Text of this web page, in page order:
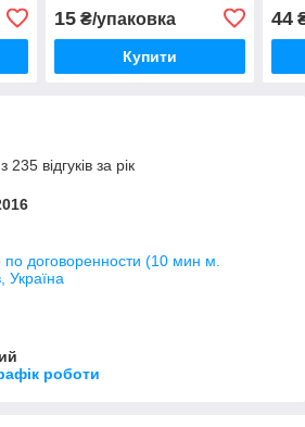
15₴/упаковка
Купити
44
відгуків за рік
по договоренности (10 мин м.
Україна
роботи